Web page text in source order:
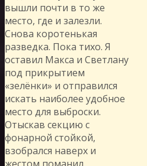
вышли почти в то же
место, где и залезли.
Снова коротенькая
разведка. Пока тихо. Я
оставил Макса и Светлану
под прикрытием
«зелёнки» и отправился
искать наиболее удобное
место для выброски.
Отыскав секцию с
фонарной стойкой,
взобрался наверх и